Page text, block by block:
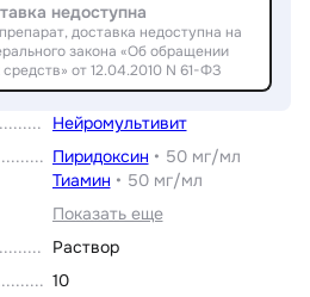
Нейромультивит
Пиридоксин • 50 мг/мл
Тиамин • 50 мг/мл
Показать еще
Раствор
10
недоступна
доставка недоступна на
закона «Об обращении
от 12.04.2010 N 61-ФЗ